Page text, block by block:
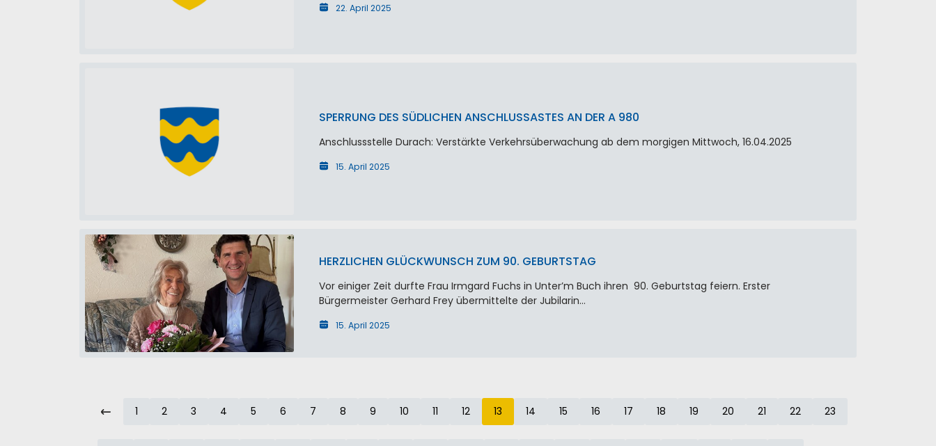
22. April 2025
SPERRUNG DES SÜDLICHEN ANSCHLUSSASTES AN DER A 980
Anschlussstelle Durach: Verstärkte Verkehrsüberwachung ab dem morgigen Mittwoch, 16.04.2025
15. April 2025
HERZLICHEN GLÜCKWUNSCH ZUM 90. GEBURTSTAG
Vor einiger Zeit durfte Frau Irmgard Fuchs in Unter’m Buch ihren 90. Geburtstag feiern. Erster
Bürgermeister Gerhard Frey übermittelte der Jubilarin…
15. April 2025
vorherige
1 2 3 4 5 6 7 8 9 10 11 12 13 14 15 16 17 18 19 20 21 22 23